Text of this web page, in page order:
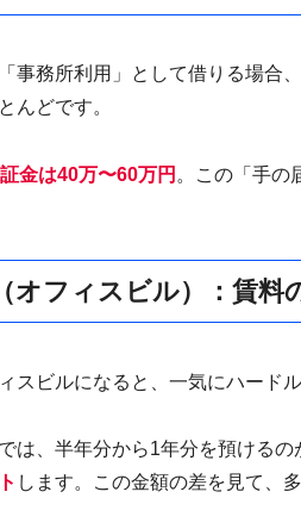
事務所利用」として借りる場合
んどです。
金は40万〜60万円 。この「手の
オフィスビル）：賃料
スビルになると、一気にハードル
は、半年分から1年分を預けるの
します。この金額の差を見て、